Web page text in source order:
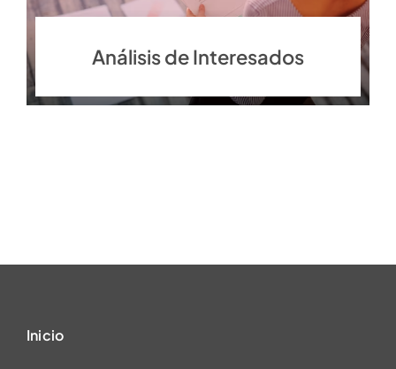
Análisis de Interesados
Inicio